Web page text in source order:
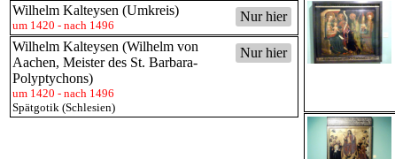
Nur hier
Wilhelm Kalteysen (Umkreis)
um 1420 - nach 1496
Nur hier
Wilhelm Kalteysen (Wilhelm von
Aachen, Meister des St. Barbara-
Polyptychons)
um 1420 - nach 1496
Spätgotik (Schlesien)